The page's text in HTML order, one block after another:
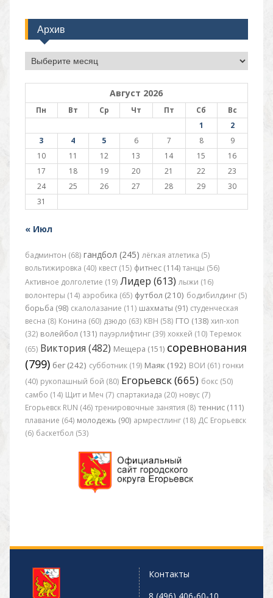
Архив
Архив
Август 2026
Пн Вт Ср Чт Пт Сб
Вс
1
2
3
4 5 6 7 8
9
10
11 12 13 14 15
16
17
18 19 20 21 22
23
24
25 26 27 28 29
30
31
« Июл
бадминтон (68) гандбол (245) лёгкая атлетика (5)
вольтижировка (40) квест (15) фитнес (114) танцы (56)
Активное долголетие (19) Лидер (613) лыжи (16)
волонтеры (14) аэробика (65) футбол (210) бодибилдинг (5)
борьба (98) скалолазание (11) шахматы (91) студенческая
весна (8) Конина (60) дзюдо (63) КВН (58) ГТО (138) хип-хоп
(32) волейбол (131) пауэрлифтинг (39) хоккей (10) Теремок
(65) Виктория (482) Мещера (151) соревнования
(799) бег (242) субботник (19) Маяк (192) ВОИ (61) гонки
(40) рукопашный бой (80) Егорьевск (665) бокс (50)
самбо (14) Щит и Меч (7) спартакиада (20) новус (7)
Егорьевск RUN (46) тренировочные занятия (8) теннис (111)
плавание (64) молодежь (90) армрестлинг (18) ДС Егорьевск
(6) баскетбол (53)
Контакты